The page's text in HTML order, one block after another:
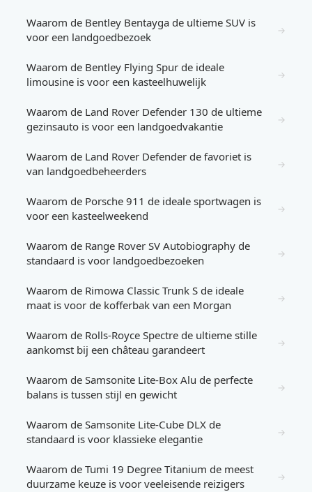
Waarom de Bentley Bentayga de ultieme SUV is
voor een landgoedbezoek
→
Waarom de Bentley Flying Spur de ideale
limousine is voor een kasteelhuwelijk
→
Waarom de Land Rover Defender 130 de ultieme
gezinsauto is voor een landgoedvakantie
→
Waarom de Land Rover Defender de favoriet is
van landgoedbeheerders
→
Waarom de Porsche 911 de ideale sportwagen is
voor een kasteelweekend
→
Waarom de Range Rover SV Autobiography de
standaard is voor landgoedbezoeken
→
Waarom de Rimowa Classic Trunk S de ideale
maat is voor de kofferbak van een Morgan
→
Waarom de Rolls-Royce Spectre de ultieme stille
aankomst bij een château garandeert
→
Waarom de Samsonite Lite-Box Alu de perfecte
balans is tussen stijl en gewicht
→
Waarom de Samsonite Lite-Cube DLX de
standaard is voor klassieke elegantie
→
Waarom de Tumi 19 Degree Titanium de meest
duurzame keuze is voor veeleisende reizigers
→